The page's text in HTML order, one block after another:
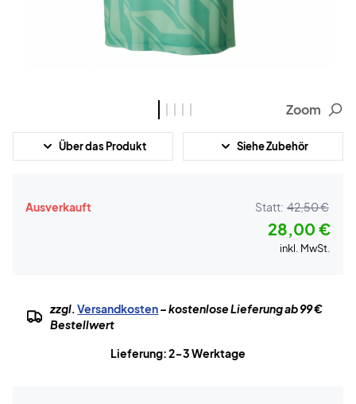
Zoom
Über das Produkt Siehe Zubehör
Ausverkauft Statt: 42,50 €
28,00 €
inkl. MwSt.
zzgl.Versandkosten– kostenlose Lieferung ab 99 €
Bestellwert
Lieferung: 2-3 Werktage